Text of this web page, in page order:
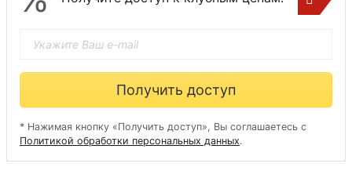
Получить доступ
* Нажимая кнопку «Получить доступ», Вы соглашаетесь с
Политикой обработки персональных данных.